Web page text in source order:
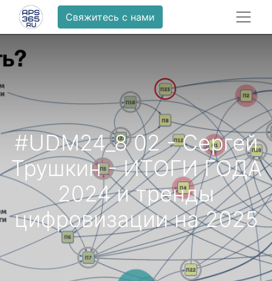
Свяжитесь с нами
#UDM24_8 02 - Сергей
Трушкин - ИТОГИ ГОДА
2024 и тренды
цифровизации на 2025